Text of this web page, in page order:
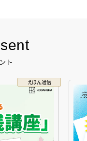
ト
えほん通信